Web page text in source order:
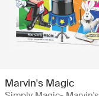
Marvin's Magic